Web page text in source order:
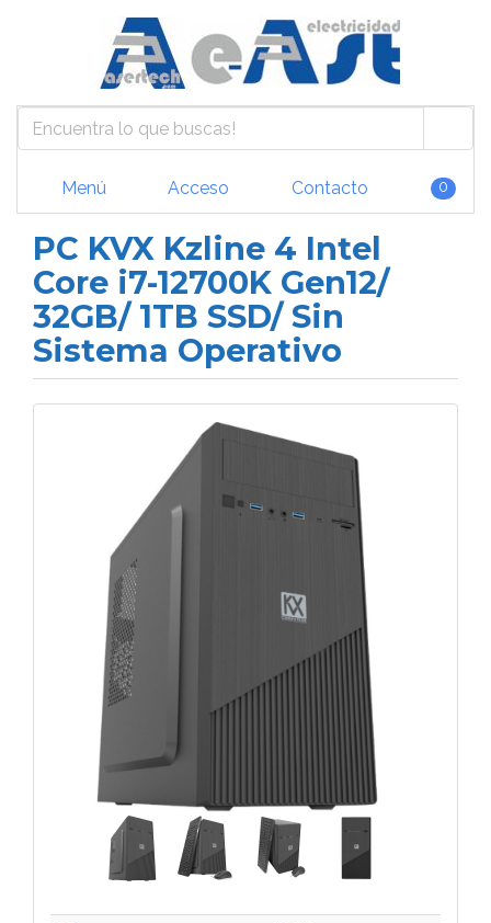
Menú Acceso Contacto 0
PC KVX Kzline 4 Intel
Core i7-12700K Gen12/
32GB/ 1TB SSD/ Sin
Sistema Operativo